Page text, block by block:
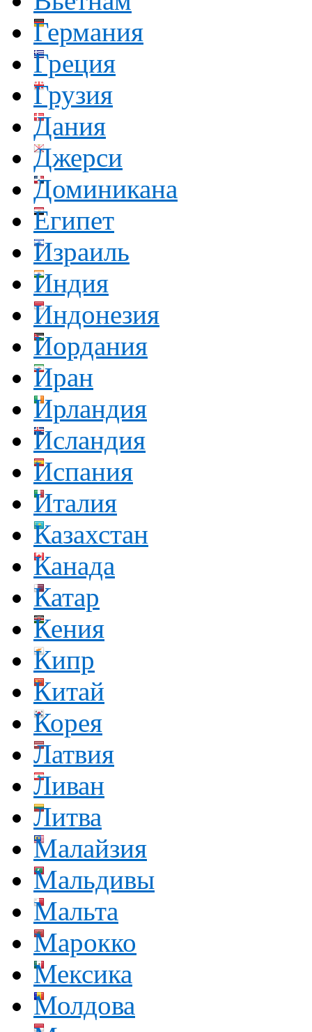
Германия
Греция
Грузия
Дания
Джерси
Доминикана
Египет
Израиль
Индия
Индонезия
Иордания
Иран
Ирландия
Исландия
Испания
Италия
Казахстан
Канада
Катар
Кения
Кипр
Китай
Корея
Латвия
Ливан
Литва
Малайзия
Мальдивы
Мальта
Марокко
Мексика
Молдова